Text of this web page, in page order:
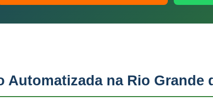
Automatizada na Rio Grande